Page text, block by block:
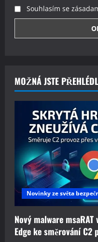
Souhlasím se
MOŽNÁ JSTE
Novinky ze světa
Nový malware
Edge ke směrování C2